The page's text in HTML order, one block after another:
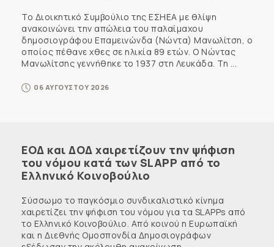
Το Διοικητικό Συμβούλιο της ΕΣΗΕΑ με θλίψη
ανακοινώνει την απώλεια του παλαίμαχου
δημοσιογράφου Επαμεινώνδα (Νώντα) Μανωλίτση, ο
οποίος πέθανε χθες σε ηλικία 89 ετών. Ο Νώντας
Μανωλίτσης γεννήθηκε το 1937 στη Λευκάδα. Τη ...
06 ΑΥΓΟΥΣΤΟΥ 2026
ΕΟΔ και ΔΟΔ χαιρετίζουν την ψήφιση
του νόμου κατά των SLAPP από το
Ελληνικό Κοινοβούλιο
Σύσσωμο το παγκόσμιο συνδικαλιστικό κίνημα
χαιρετίζει την ψήφιση του νόμου για τα SLAPPs από
το Ελληνικό Κοινοβούλιο. Από κοινού η Ευρωπαϊκή
και η Διεθνής Ομοσπονδία Δημοσιογράφων